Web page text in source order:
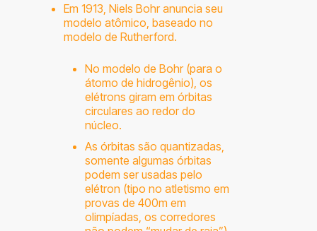
Em 1913, Niels Bohr anuncia seu
modelo atômico, baseado no
modelo de Rutherford.
No modelo de Bohr (para o
átomo de hidrogênio), os
elétrons giram em órbitas
circulares ao redor do
núcleo.
As órbitas são quantizadas,
somente algumas órbitas
podem ser usadas pelo
elétron (tipo no atletismo em
provas de 400m em
olimpíadas, os corredores